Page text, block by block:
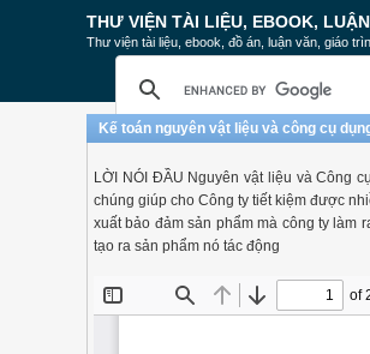
THƯ VIỆN TÀI LIỆU, EBOOK,
Thư viện tài liệu, ebook, đồ án, luận văn, giáo
Kế toán nguyên vật liệu và công cụ
LỜI NÓI ĐẦU Nguyên vật liệu và Công
chúng giúp cho Công ty tiết kiệm được
xuất bảo đảm sản phẩm mà công ty làm
tạo ra sản phẩm nó tác động